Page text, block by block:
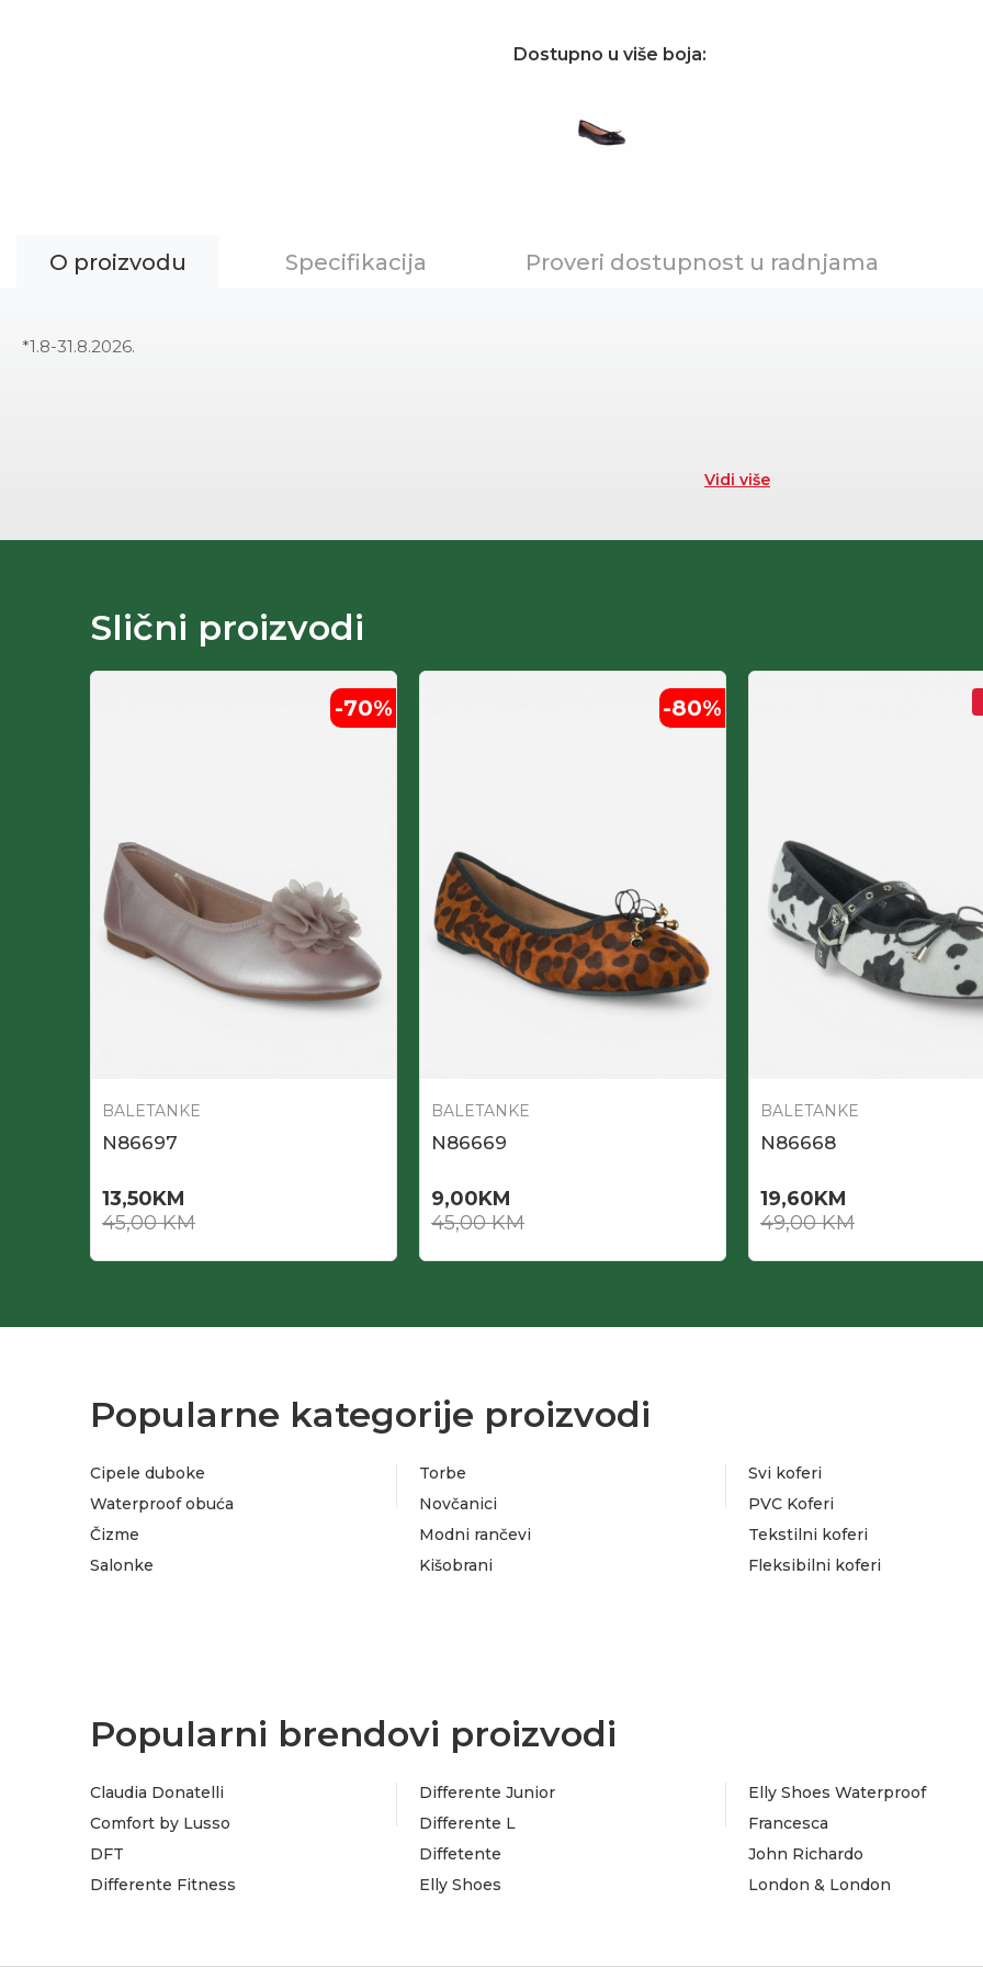
Dostupno u više boja:
O proizvodu Specifikacija Proveri dostupnost u radnjama
*1.8-31.8.2026.
Vidi više
Slični proizvodi
-70%
BALETANKE
N86697
13,50KM
45,00KM
-80%
BALETANKE
N86669
9,00KM
45,00KM
BALETANKE
N86668
19,60KM
49,00KM
Popularne kategorije proizvodi
Cipele duboke
Waterproof obuća
Čizme
Salonke
Torbe
Novčanici
Modni rančevi
Kišobrani
Svi koferi
PVC Koferi
Tekstilni koferi
Fleksibilni koferi
Popularni brendovi proizvodi
Claudia Donatelli
Comfort by Lusso
DFT
Differente Fitness
Differente Junior
Differente L
Diffetente
Elly Shoes
Elly Shoes Waterproof
Francesca
John Richardo
London & London